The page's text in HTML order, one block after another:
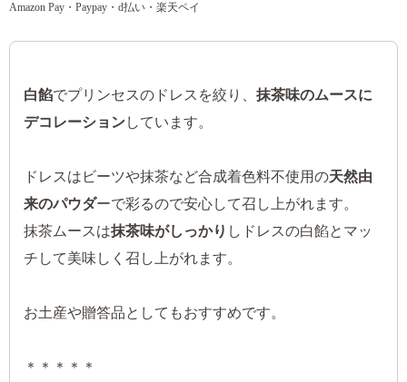
Amazon Pay・Paypay・d払い・楽天ペイ
白餡でプリンセスのドレスを絞り、 抹茶味のムースに
デコレーションしています。
ドレスはビーツや抹茶など合成着色料不使用の天然由
来のパウダーで彩るので安心して召し上がれます。
抹茶ムースは抹茶味がしっかり しドレスの白餡とマッ
チして美味しく召し上がれます。
お土産や贈答品としてもおすすめです。
＊＊＊＊＊